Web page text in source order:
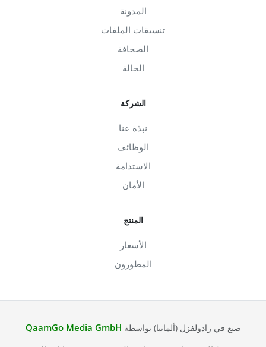
المدونة
تنسيقات الملفات
الصحافة
الحالة
الشركة
نبذة عنا
الوظائف
الاستدامة
الأمان
المنتج
الأسعار
المطورون
صنع في رادولفزل (ألمانيا) بواسطة QaamGo Media GmbH